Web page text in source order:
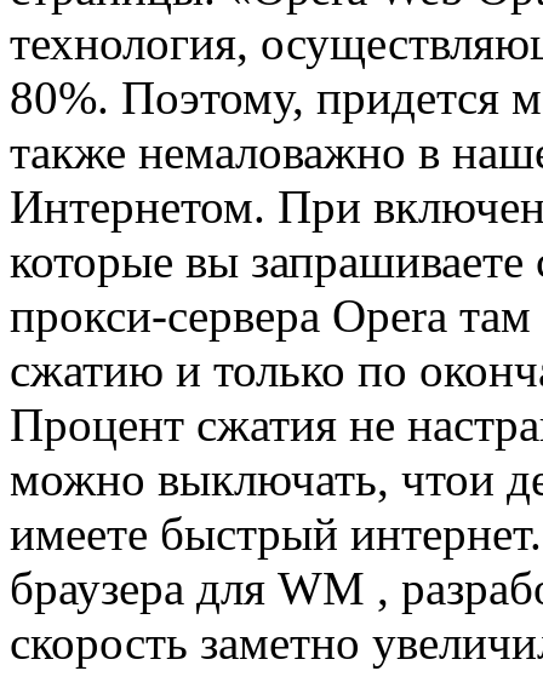
технология,
80%. Поэтому, придется
также немаловажно в
Интернетом. При
которые вы запрашиваете
прокси-сервера Opera
сжатию и только по
Процент сжатия не
можно выключать, чтои
имеете быстрый
браузера для WM ,
скорость заметно